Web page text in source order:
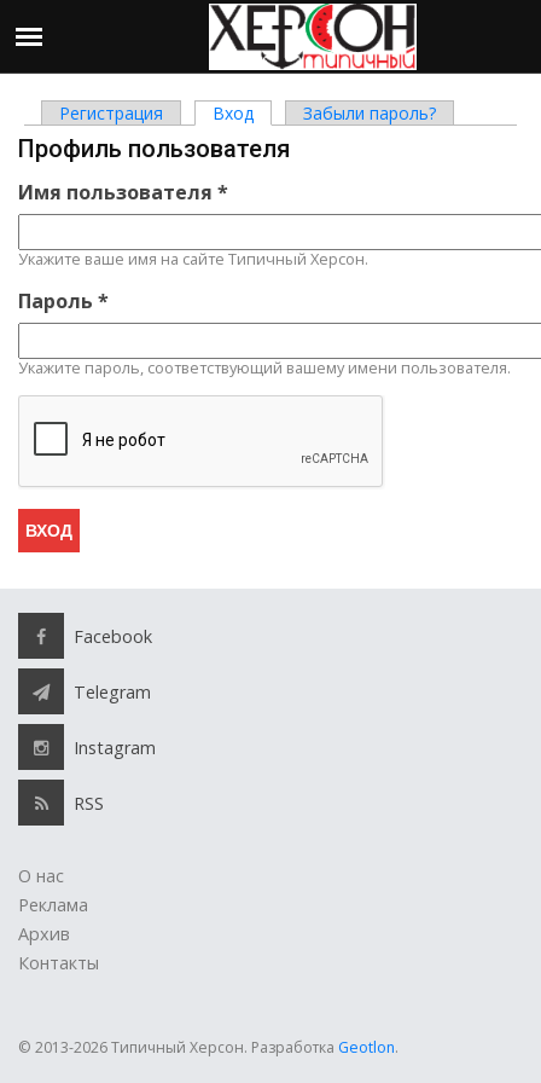
Главные вкладки
Регистрация Вход (активная вкладка)
Забыли пароль?
Профиль пользователя
Имя пользователя *
Укажите ваше имя на сайте Типичный Херсон.
Пароль *
Укажите пароль, соответствующий вашему имени пользователя.
Facebook
Telegram
Instagram
RSS
О нас
Реклама
Архив
Контакты
© 2013-2026 Типичный Херсон. Разработка Geotlon.